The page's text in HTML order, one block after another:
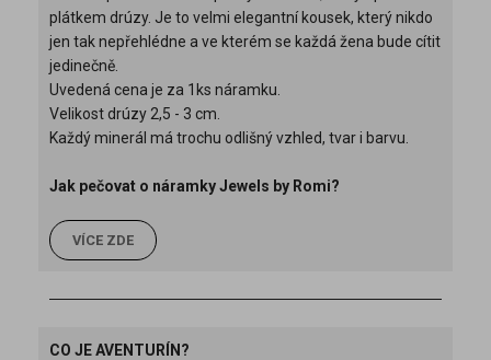
plátkem drúzy. Je to velmi elegantní kousek, který nikdo
jen tak nepřehlédne a ve kterém se každá žena bude cítit
jedinečně.
Uvedená cena je za 1ks náramku.
Velikost drúzy 2,5 - 3 cm.
Každý minerál má trochu odlišný vzhled, tvar i barvu.
Jak pečovat o náramky Jewels by Romi?
VÍCE ZDE
CO JE AVENTURÍN?